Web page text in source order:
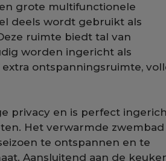
grote multifunctionele
deels wordt gebruikt als
ruimte biedt tal van
worden ingericht als
ontspanningsruimte,
privacy en is perfect
Het verwarmde zwembad
te ontspannen en te
Aansluitend aan de